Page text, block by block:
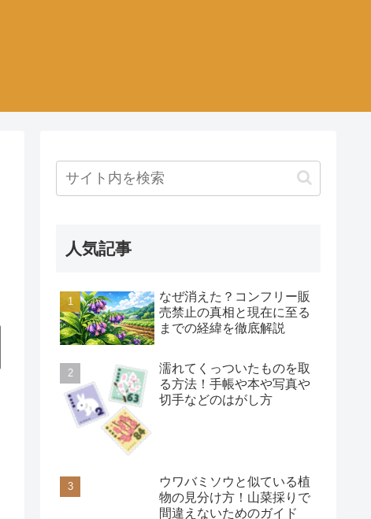
人気記事
なぜ消えた？コンフリー販
売禁止の真相と現在に至る
までの経緯を徹底解説
濡れてくっついたものを取
る方法！手帳や本や写真や
切手などのはがし方
ウワバミソウと似ている植
物の見分け方！山菜採りで
間違えないためのガイド